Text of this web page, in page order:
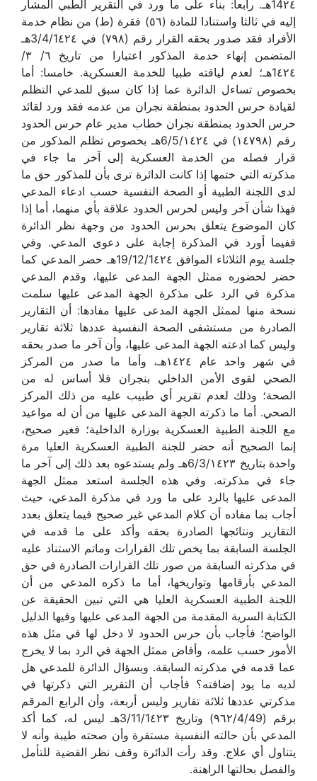
14٢٤هـ. رابعا: بناء على ما ورد في التقرير الطبي المشار
إليه في ثالثا واستنادا للمادة (٥٦) فقرة (ط) من نظام خدمة
الأفراد فقد صدور بحقه القرار رقم (٧٩٨) في 3/4/1٤٢٤هـ
المتضمن إنهاء خدمة المذكور اعتبارا من تاريخ ٦/ ٣/
1٤٢٤هـ؛ لعدم لياقته طبيا للخدمة العسكرية. خامسا: أما
بخصوص تساءل الدائرة عما إذا كان سبق للمدعي التظلم
لقيادة حرس الحدود بمنطقة نجران من عدمه فقد ورد لقائد
حرس الحدود بمنطقة نجران خطاب مدير عام حرس الحدود
رقم (١٤٧٩٨) في 6/5/١٤٢٤هـ بخصوص تظلم المذكور من
قرار فصله من الخدمة العسكرية إلى آخر ما جاء في
مذكرته التي ختمها إذا كانت الدائرة ترى بأن للمذكور حق ما
لدى اللجنة الطبية أو الصحة النفسية حسب ادعاء المدعي
فهذا شأن آخر وليس لحرس الحدود علاقة بأي منهما، أما إذا
كان الموضوع يتعلق بحرس الحدود من وجهة نظر الدائرة
ففيما أورد في المذكرة إجابة على دعوى المدعي. وفي
جلسة يوم الثلاثاء الموافق 19/12/1٤٢٤هـ حضر المدعي كما
حضر لحضوره ممثل الجهة المدعى عليها، وقدم المدعي
مذكرة في الرد على مذكرة الجهة المدعى عليها سلمت
نسخة منها لممثل الجهة المدعى عليها مفادها: أن التقارير
الصادرة من مستشفى الصحة النفسية عددها ثلاثة تقارير
وليس كما ادعته الجهة المدعى عليها، وأن آخر ما صدر بحقه
في شهر واحد عام ١٤٢٤هـ، وأما ما صدر من المركز
الصحي لقوى الأمن الداخلي بنجران فلا أساس له من
الصحة؛ وذلك لعدم تقرير أي طبيب عليه من ذلك المركز
الصحي. أما ما ذكرته الجهة المدعى عليها من أن له مواعيد
مع اللجنة الطبية العسكرية بوزارة الداخلية؛ فغير صحيح،
إنما الصحيح أنه حضر للجنة الطبية العسكرية العليا مرة
واحدة بتاريخ 6/3/١٤٢٣هـ ولم يستدعوه بعد ذلك إلى آخر ما
جاء في مذكرته. وفي هذه الجلسة استعد ممثل الجهة
المدعى عليها بالرد على ما ورد في مذكرة المدعي، حيث
أجاب بما مفاده أن كلام المدعي غير صحيح فيما يتعلق بعدد
التقارير ونتائجها الصادرة بحقه وأكد على ما قدمه في
الجلسة السابقة بما يخص تلك القرارات وماتم الاستناد عليه
في مذكرته السابقة من صور تلك القرارات الصادرة في حق
المدعي بأرقامها وتواريخها، أما ما ذكره المدعي من أن
اللجنة الطبية العسكرية العليا هي التي تبين الحقيقة عن
الكتابة السرية المقدمة من الجهة المدعى عليها وفيها الدليل
الواضح؛ فأجاب بأن حرس الحدود لا دخل لها في مثل هذه
الأمور حسب علمه، وأفاض ممثل الجهة في الرد بما لا يخرج
عما قدمه في مذكرته السابقة. وبسؤال الدائرة للمدعي هل
لديه ما يود إضافته؟ فأجاب أن التقرير التي ذكرتها في
مذكرتي عددها ثلاثة تقارير وليس أربعة، وأن الرابع المرقم
برقم (٩٦٢/4/49) وتاريخ 3/11/1٤٢٣هـ ليس له، كما أكد
المدعي بأن حالته النفسية مستقرة وأن صحته طيبة وأنه لا
يتناول أي علاج. وقد رأت الدائرة وقف نظر القضية للتأمل
والفصل بحالتها الراهنة.